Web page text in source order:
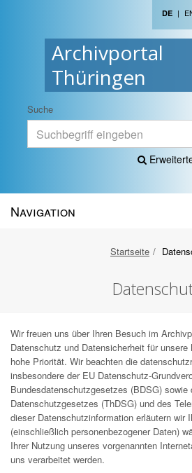
Archivportal
Thüringen
DE |
Suche
Navigation
Startseite
Wir freuen uns über Ihren Besuch im
Datenschutz und Datensicherheit für
hohe Priorität. Wir beachten die
insbesondere der EU Datenschutz-
Bundesdatenschutzgesetzes (BDSG) sowie
Datenschutzgesetzes (ThDSG) und des
dieser Datenschutzinformation erläutern wir
(einschließlich personenbezogener Daten)
Ihrer Nutzung unseres vorgenannten
uns verarbeitet werden.